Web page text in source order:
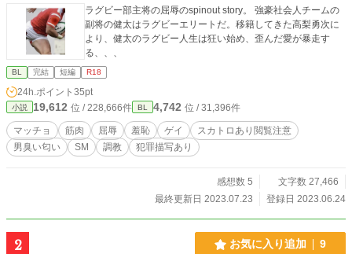
ラグビー部主将の屈辱のspinout story。 強豪社会人チームの
副将の健太はラグビーエリートだ。移籍してきた高梨勇次に
より、健太のラグビー人生は狂い始め、歪んだ愛が暴走す
る、、、
BL 完結 短編 R18
24h.ポイント 35pt
小説 19,612 位 / 228,666件 BL 4,742 位 / 31,396件
マッチョ 筋肉 屈辱 羞恥 ゲイ
スカトロあり閲覧注意
男臭い匂い
SM 調教 犯罪描写あり
感想数 5
文字数 27,466
最終更新日 2023.07.23
登録日 2023.06.24
2 お気に入り追加 9